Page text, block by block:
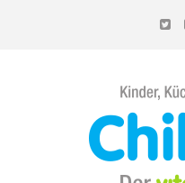
Chillzeit - Der vitesca-Blog